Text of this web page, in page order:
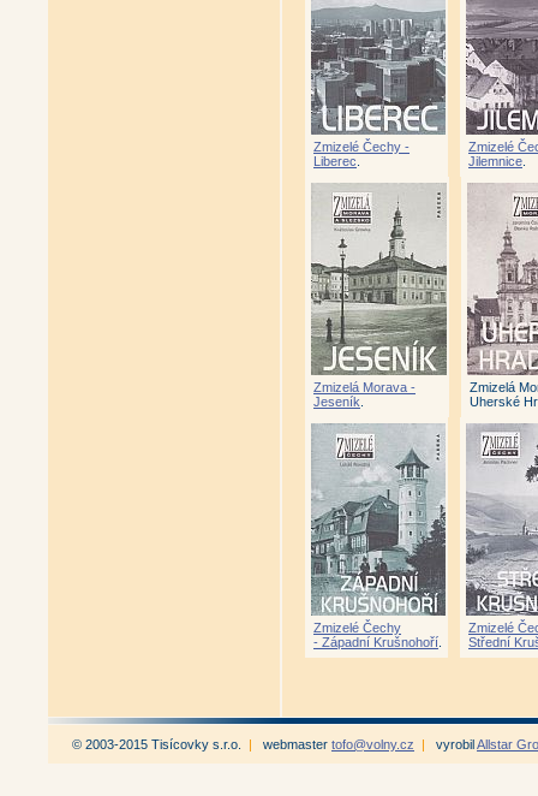
Zmizelé Čechy -
Liberec
Zmizelé
Jilemnice
Zmizelá Morava -
Jeseník
Zmizelá
Uherské
Zmizelé Čechy
- Západní Krušnohoří
Zmizelé
Střední
© 2003-2015 Tisícovky s.r.o. | webmaster tofo@volny.cz | vyrobilAllstar